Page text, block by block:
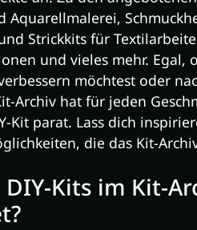
Aquarellmalerei,
Strickkits für
und vieles mehr. Egal,
möchtest oder
Archiv hat für jeden
Kit parat. Lass dich
die das Kit-
DIY-Kits im Kit-